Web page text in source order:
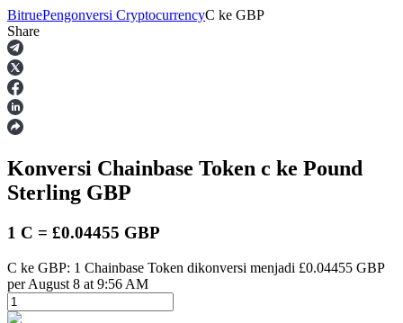
Berjangka
USDT Berjangka
BitruePengonversi CryptocurrencyC ke GBP
Share
Konversi Chainbase Token c ke Pound
Sterling GBP
1 C = £0.04455 GBP
C ke GBP: 1 Chainbase Token dikonversi menjadi £0.04455 GBP
per August 8 at 9:56 AM